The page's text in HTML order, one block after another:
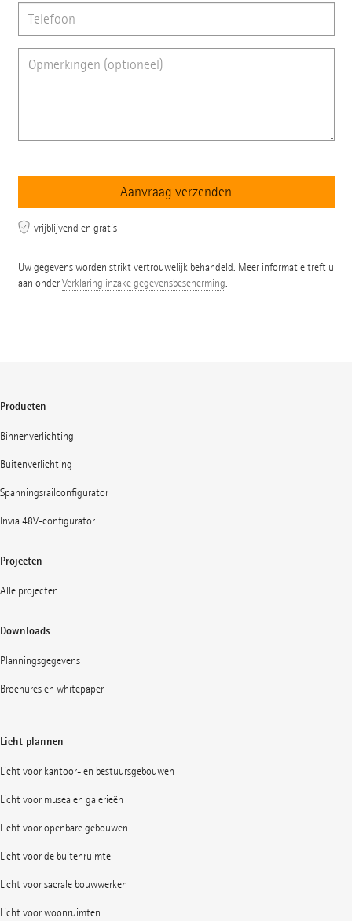
vrijblijvend en gratis
Uw gegevens worden strikt vertrouwelijk behandeld. Meer informatie treft u
aan onderVerklaring inzake gegevensbescherming.
Producten
Binnenverlichting
Buitenverlichting
Spanningsrailconfigurator
Invia 48V-configurator
Projecten
Alle projecten
Downloads
Planningsgegevens
Brochures en whitepaper
Licht plannen
Licht voor kantoor- en bestuursgebouwen
Licht voor musea en galerieën
Licht voor openbare gebouwen
Licht voor de buitenruimte
Licht voor sacrale bouwwerken
Licht voor woonruimten